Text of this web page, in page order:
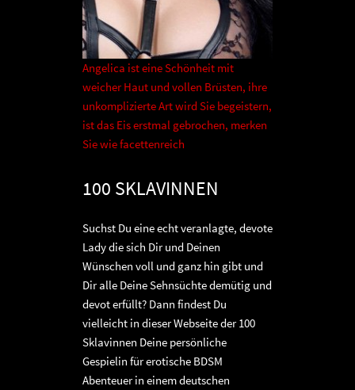
Angelica ist eine Schönheit mit
weicher Haut und vollen Brüsten, ihre
unkomplizierte Art wird Sie begeistern,
ist das Eis erstmal gebrochen, merken
Sie wie facettenreich
100 SKLAVINNEN
Suchst Du eine echt veranlagte, devote
Lady die sich Dir und Deinen
Wünschen voll und ganz hin gibt und
Dir alle Deine Sehnsüchte demütig und
devot erfüllt? Dann findest Du
vielleicht in dieser Webseite der 100
Sklavinnen Deine persönliche
Gespielin für erotische BDSM
Abenteuer in einem deutschen